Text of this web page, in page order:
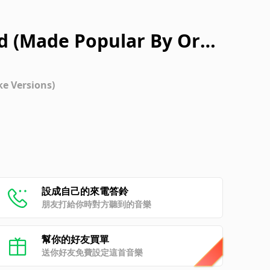
(Made Popular By Oru
Versions)
設成自己的來電答鈴
朋友打給你時對方聽到的音樂
幫你的好友買單
送你好友免費設定這首音樂